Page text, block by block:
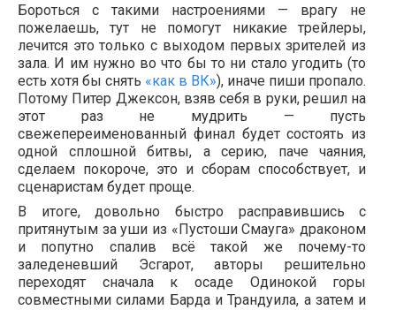
Бороться с такими настроениями — врагу не
пожелаешь, тут не помогут никакие трейлеры,
лечится это только с выходом первых зрителей из
зала. И им нужно во что бы то ни стало угодить (то
есть хотя бы снять «как в ВК»), иначе пиши пропало.
Потому Питер Джексон, взяв себя в руки, решил на
этот раз не мудрить — пусть
свежепереименованный финал будет состоять из
одной сплошной битвы, а серию, паче чаяния,
сделаем покороче, это и сборам способствует, и
сценаристам будет проще.
В итоге, довольно быстро расправившись с
притянутым за уши из «Пустоши Смауга» драконом
и попутно спалив всё такой же почему-то
заледеневший Эсгарот, авторы решительно
переходят сначала к осаде Одинокой горы
совместными силами Барда и Трандуила, а затем и